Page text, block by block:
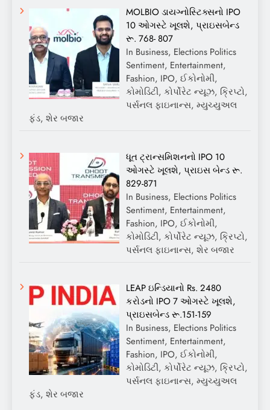
MOLBIO ડાયગ્નોસ્ટિક્સનો IPO
10 ઓગસ્ટે ખૂલશે, પ્રાઇસબેન્ડ
રૂ. 768- 807
In Business, Elections Politics
Sentiment, Entertainment,
Fashion, IPO, ઈકોનોમી,
કોમોડિટી, કોર્પોરેટ ન્યૂઝ, ક્રિપ્ટો,
પર્સનલ ફાઇનાન્સ, મ્યુચ્યુઅલ
ફંડ, શેર બજાર
ધૂત ટ્રાન્સમિશનનો IPO 10
ઓગસ્ટે ખૂલશે, પ્રાઇસ બેન્ડ રૂ.
829-871
In Business, Elections Politics
Sentiment, Entertainment,
Fashion, IPO, ઈકોનોમી,
કોમોડિટી, કોર્પોરેટ ન્યૂઝ, ક્રિપ્ટો,
પર્સનલ ફાઇનાન્સ, શેર બજાર
LEAP ઇન્ડિયાનો Rs. 2480
કરોડનો IPO 7 ઓગસ્ટે ખૂલશે,
પ્રાઇસબેન્ડ રૂ.151-159
In Business, Elections Politics
Sentiment, Entertainment,
Fashion, IPO, ઈકોનોમી,
કોમોડિટી, કોર્પોરેટ ન્યૂઝ, ક્રિપ્ટો,
પર્સનલ ફાઇનાન્સ, મ્યુચ્યુઅલ
ફંડ, શેર બજાર